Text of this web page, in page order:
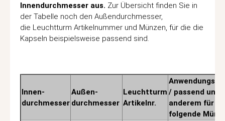
Innendurchmesser aus. Zur Übersicht finden Sie in
der Tabelle noch den Außendurchmesser,
die Leuchtturm Artikelnummer und Münzen, für die die
Kapseln beispielsweise passend sind.
Innen-
durchmesser
Außen-
durchmesser
Leuchtturm
Artikelnr.
/ passend
anderem für
folgende